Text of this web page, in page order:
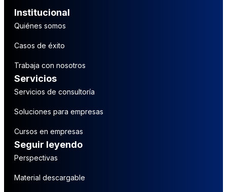
Institucional
Quiénes somos
Casos de éxito
Trabaja con nosotros
Servicios
Servicios de consultoría
Soluciones para empresas
Cursos en empresas
Seguir leyendo
Perspectivas
Material descargable